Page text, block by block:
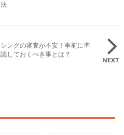
ングの審査が不安！事前に準
しておくべき事とは？